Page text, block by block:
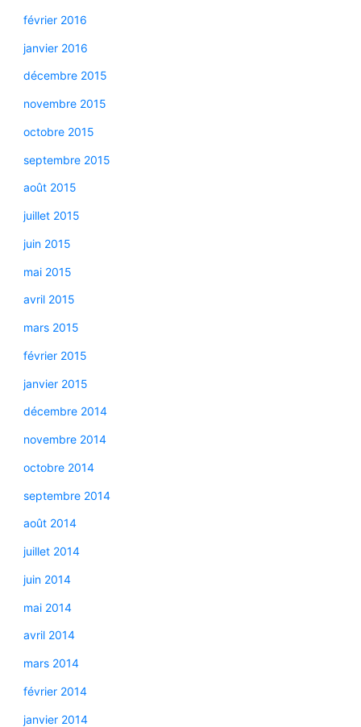
février 2016
janvier 2016
décembre 2015
novembre 2015
octobre 2015
septembre 2015
août 2015
juillet 2015
juin 2015
mai 2015
avril 2015
mars 2015
février 2015
janvier 2015
décembre 2014
novembre 2014
octobre 2014
septembre 2014
août 2014
juillet 2014
juin 2014
mai 2014
avril 2014
mars 2014
février 2014
janvier 2014